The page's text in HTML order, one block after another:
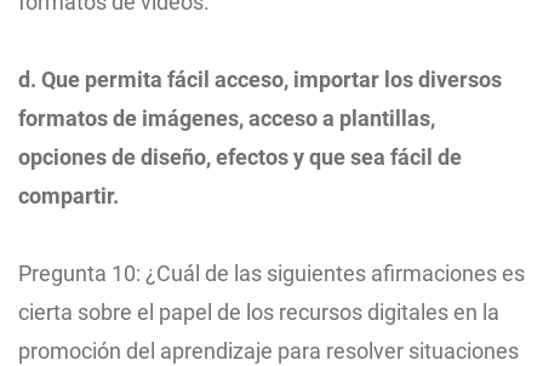
d. Que permita fácil acceso, importar los diversos
formatos de imágenes, acceso a plantillas,
opciones de diseño, efectos y que sea fácil de
compartir.
Pregunta 10: ¿Cuál de las siguientes afirmaciones es
cierta sobre el papel de los recursos digitales en la
promoción del aprendizaje para resolver situaciones